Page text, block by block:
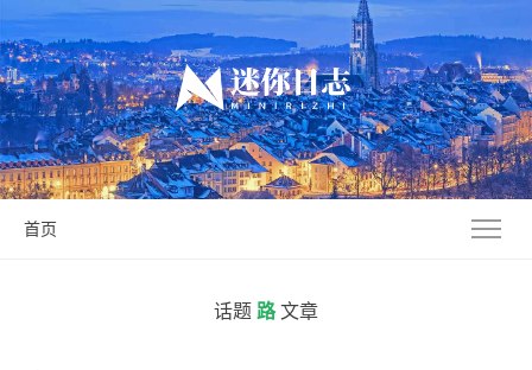
首页
话题 路文章